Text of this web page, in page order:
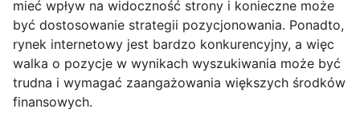
mieć wpływ na widoczność strony i konieczne może
być dostosowanie strategii pozycjonowania. Ponadto,
rynek internetowy jest bardzo konkurencyjny, a więc
walka o pozycje w wynikach wyszukiwania może być
trudna i wymagać zaangażowania większych środków
finansowych.